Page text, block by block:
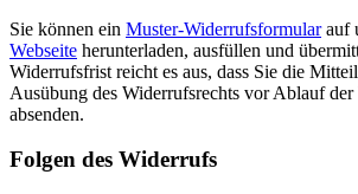
Sie können ein Muster-Widerrufsformularauf
Webseite herunterladen, ausfüllen und
Widerrufsfrist reicht es aus, dass Sie die
Ausübung des Widerrufsrechts vor Ablauf
absenden.
Folgen des Widerrufs